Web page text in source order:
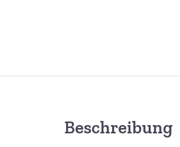
Beschreibung